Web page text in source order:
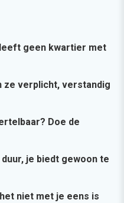
geen kwartier met
ze verplicht, verstandig
Doe de
je biedt gewoon te
niet met je eens is